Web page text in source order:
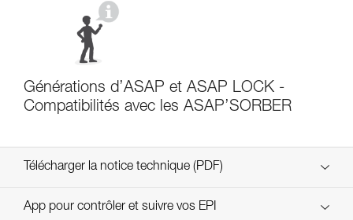
Générations d’ASAP et ASAP LOCK -
Compatibilités avec les ASAP’SORBER
Télécharger la notice technique (PDF)
Technical Notice
App pour contrôler et suivre vos EPI